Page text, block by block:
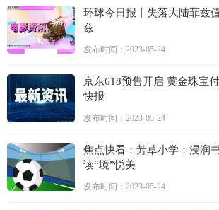
环球今日报丨失落大陆菲兹
兹
发布时间：2023-05-24
京东618预售开启 黄金珠宝
快报
发布时间：2023-05-24
焦点快看：芳草小学：浸润
读“境”悦美
发布时间：2023-05-24